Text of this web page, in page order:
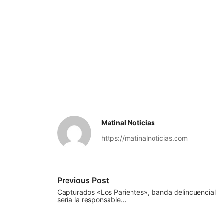
Matinal Noticias
https://matinalnoticias.com
Previous Post
Capturados «Los Parientes», banda delincuencial
sería la responsable…